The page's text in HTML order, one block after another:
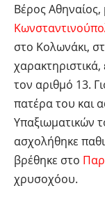
Βέρος Αθηναίος,
στο Κολωνάκι,
τον αριθμό 13.
πατέρα του και
Υπαξιωματικών
ασχολήθηκε
βρέθηκε στο
χρυσοχόου.